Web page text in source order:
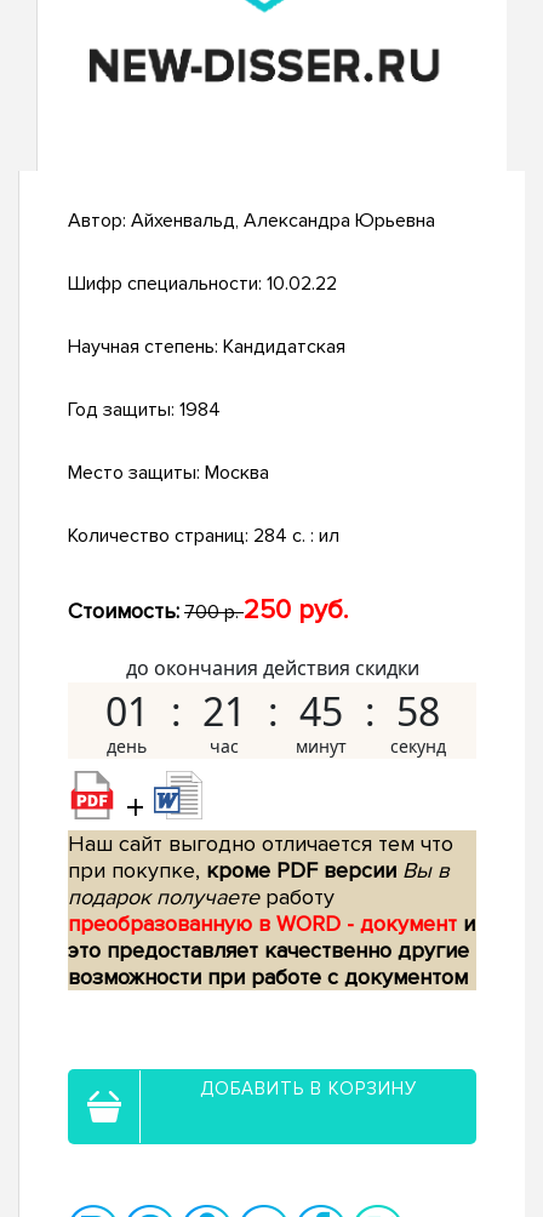
Автор: Айхенвальд, Александра Юрьевна
Шифр специальности: 10.02.22
Научная степень: Кандидатская
Год защиты: 1984
Место защиты: Москва
Количество страниц: 284 c. : ил
Стоимость: 700 р.250 руб.
до окончания действия скидки
01 21 45 57
+
Наш сайт выгодно отличается тем что
при покупке, кроме PDF версии Вы в
подарок получаетеработу
преобразованную в WORD - документ и
это предоставляет качественно другие
возможности при работе с документом
ДОБАВИТЬ В КОРЗИНУ